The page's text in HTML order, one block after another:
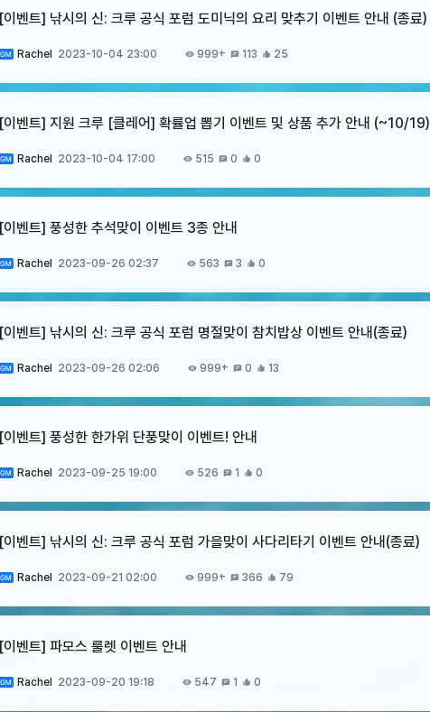
[이벤트] 낚시의 신: 크루 공식 포럼 도미닉의 요리 맞추기 이벤트 안내 (종료)
Rachel 2023-10-04 23:00 999+ 113 25
[이벤트] 지원 크루 [클레어] 확률업 뽑기 이벤트 및 상품 추가 안내 (~10/19)
Rachel 2023-10-04 17:00 515 0 0
[이벤트] 풍성한 추석맞이 이벤트 3종 안내
Rachel 2023-09-26 02:37 563 3 0
[이벤트] 낚시의 신: 크루 공식 포럼 명절맞이 참치밥상 이벤트 안내(종료)
Rachel 2023-09-26 02:06 999+ 0 13
[이벤트] 풍성한 한가위 단풍맞이 이벤트! 안내
Rachel 2023-09-25 19:00 526 1 0
[이벤트] 낚시의 신: 크루 공식 포럼 가을맞이 사다리타기 이벤트 안내(종료)
Rachel 2023-09-21 02:00 999+ 366 79
[이벤트] 파모스 룰렛 이벤트 안내
Rachel 2023-09-20 19:18 547 1 0